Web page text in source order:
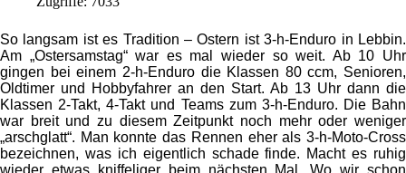
So langsam ist es Tradition – Ostern ist 3-h-Enduro in Lebbin.
Am „Ostersamstag“ war es mal wieder so weit. Ab 10 Uhr
gingen bei einem 2-h-Enduro die Klassen 80 ccm, Senioren,
Oldtimer und Hobbyfahrer an den Start. Ab 13 Uhr dann die
Klassen 2-Takt, 4-Takt und Teams zum 3-h-Enduro. Die Bahn
war breit und zu diesem Zeitpunkt noch mehr oder weniger
„arschglatt“. Man konnte das Rennen eher als 3-h-Moto-Cross
bezeichnen, was ich eigentlich schade finde. Macht es ruhig